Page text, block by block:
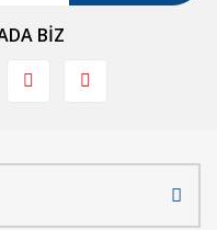
pahalı.
BİZ